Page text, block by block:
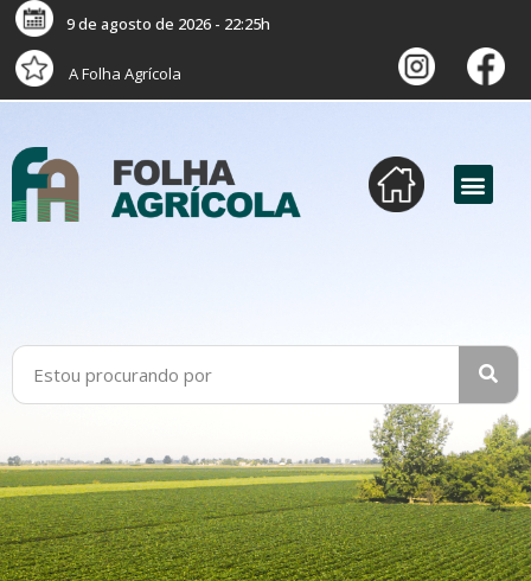
9 de agosto de 2026 - 22:25h
A Folha Agrícola